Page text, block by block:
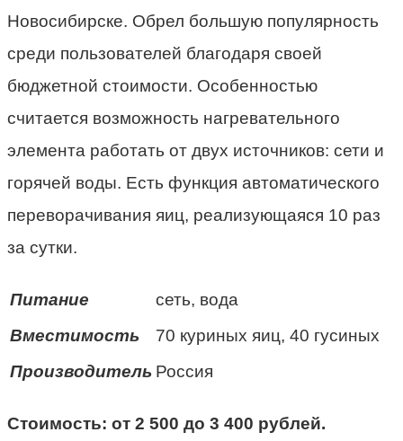
Новосибирске. Обрел большую популярность
среди пользователей благодаря своей
бюджетной стоимости. Особенностью
считается возможность нагревательного
элемента работать от двух источников: сети и
горячей воды. Есть функция автоматического
переворачивания яиц, реализующаяся 10 раз
за сутки.
Питание
сеть, вода
Вместимость
70 куриных яиц, 40 гусиных
Производитель Россия
Стоимость: от 2 500 до 3 400 рублей.